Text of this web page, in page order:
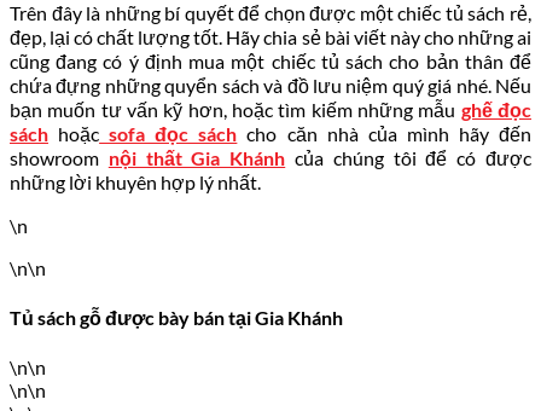
Trên đây là những bí quyết để chọn được một chiếc tủ sách rẻ,
đẹp, lại có chất lượng tốt. Hãy chia sẻ bài viết này cho những ai
cũng đang có ý định mua một chiếc tủ sách cho bản thân để
chứa đựng những quyển sách và đồ lưu niệm quý giá nhé. Nếu
bạn muốn tư vấn kỹ hơn, hoặc tìm kiếm những mẫu ghế đọc
sách hoặc sofa đọc sách cho căn nhà của mình hãy đến
showroom nội thất Gia Khánh của chúng tôi để có được
những lời khuyên hợp lý nhất.
\n
\n\n
Tủ sách gỗ được bày bán tại Gia Khánh
\n\n
\n\n